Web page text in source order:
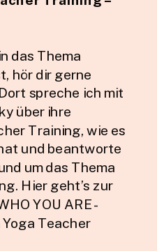
das Thema
hör dir gerne
spreche ich mit
über ihre
Training, wie es
und beantworte
um das Thema
Hier geht’s zur
YOU ARE -
Yoga Teacher